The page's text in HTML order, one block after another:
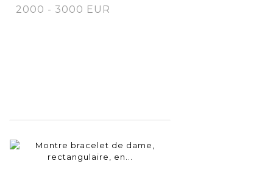
2000 - 3000 EUR